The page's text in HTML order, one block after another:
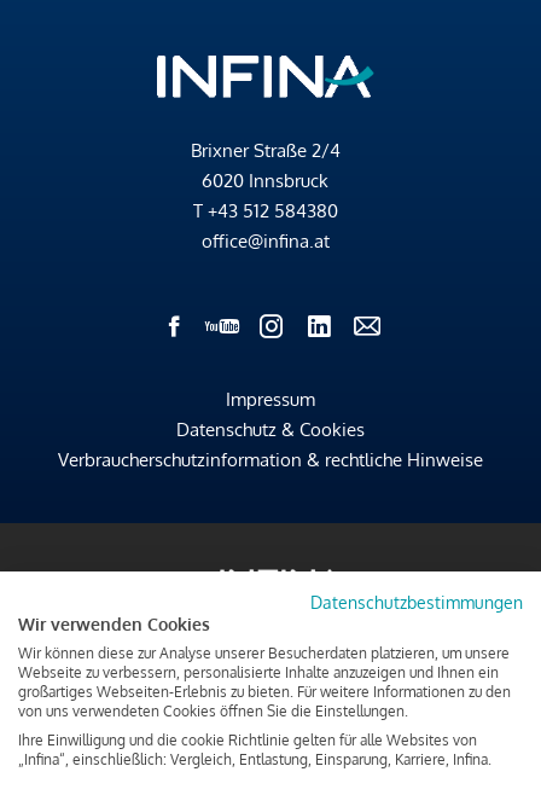
Brixner Straße 2/4
6020 Innsbruck
T +43 512 584380
office@infina.at
Impressum
Datenschutz & Cookies
Verbraucherschutzinformation & rechtliche Hinweise
Datenschutzbestimmungen
Wir verwenden Cookies
Wir können diese zur Analyse unserer Besucherdaten platzieren, um unsere
Webseite zu verbessern, personalisierte Inhalte anzuzeigen und Ihnen ein
großartiges Webseiten-Erlebnis zu bieten. Für weitere Informationen zu den
von uns verwendeten Cookies öffnen Sie die Einstellungen.
Ihre Einwilligung und die cookie Richtlinie gelten für alle Websites von
„Infina“, einschließlich: Vergleich, Entlastung, Einsparung, Karriere, Infina.